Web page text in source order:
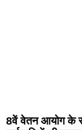
8वें वेतन आयोग के